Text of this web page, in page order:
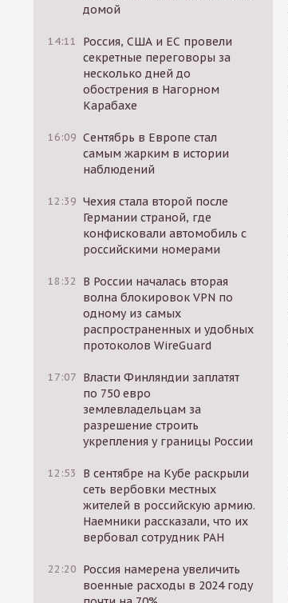
домой
14:11
Россия, США и ЕС провели
секретные переговоры за
несколько дней до
обострения в Нагорном
Карабахе
16:09 Сентябрь в Европе стал
самым жарким в истории
наблюдений
12:39 Чехия стала второй после
Германии страной, где
конфисковали автомобиль с
российскими номерами
18:32
В России началась вторая
волна блокировок VPN по
одному из самых
распространенных и удобных
протоколов WireGuard
17:07 Власти Финляндии заплатят
по 750 евро
землевладельцам за
разрешение строить
укрепления у границы России
12:53
В сентябре на Кубе раскрыли
сеть вербовки местных
жителей в российскую армию.
Наемники рассказали, что их
вербовал сотрудник РАН
22:20 Россия намерена увеличить
военные расходы в 2024 году